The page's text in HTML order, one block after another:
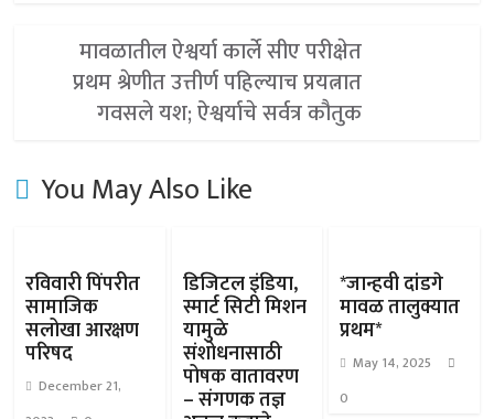
मावळातील ऐश्वर्या कार्ले सीए परीक्षेत
प्रथम श्रेणीत उत्तीर्ण पहिल्याच प्रयत्नात
गवसले यश; ऐश्वर्याचे सर्वत्र कौतुक
You May Also Like
रविवारी पिंपरीत
सामाजिक
सलोखा आरक्षण
परिषद
December 21,
डिजिटल इंडिया,
स्मार्ट सिटी मिशन
यामुळे
संशोधनासाठी
पोषक वातावरण
– संगणक तज्ञ
*जान्हवी दांडगे
मावळ तालुक्यात
प्रथम*
May 14, 2025
0